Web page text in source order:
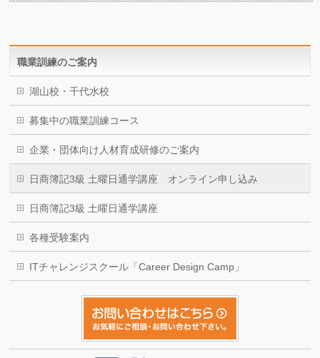
職業訓練のご案内
湖山校・千代水校
募集中の職業訓練コース
企業・団体向け人材育成研修のご案内
日商簿記3級 土曜日通学講座 オンライン申し込み
日商簿記3級 土曜日通学講座
各種受験案内
ITチャレンジスクール「Career Design Camp」